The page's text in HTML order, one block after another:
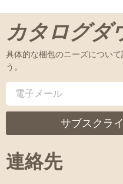
カタログダ
具体的な梱包のニーズについ
う。
サブスクラ
連絡先